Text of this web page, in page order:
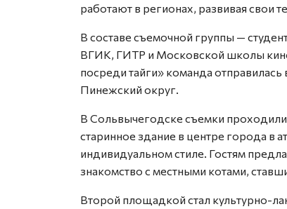
работают в регионах, развивая свои
В составе съемочной группы —
ВГИК, ГИТР и Московской школы
посреди тайги» команда
Пинежский округ.
В Сольвычегодске съемки
старинное здание в центре города
индивидуальном стиле. Гостям
знакомство с местными котами,
Второй площадкой стал культурно-